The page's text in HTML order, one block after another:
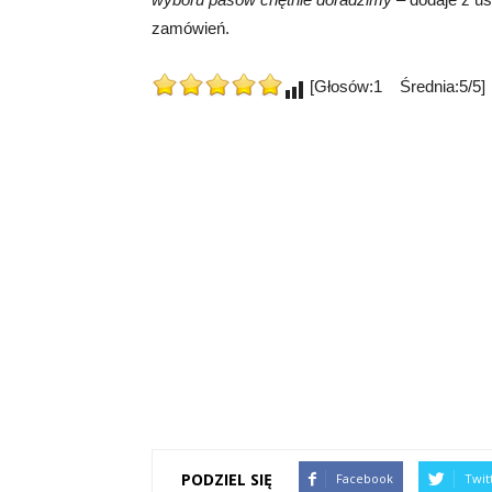
zamówień.
[Głosów:1 Średnia:5/5]
PODZIEL SIĘ Facebook